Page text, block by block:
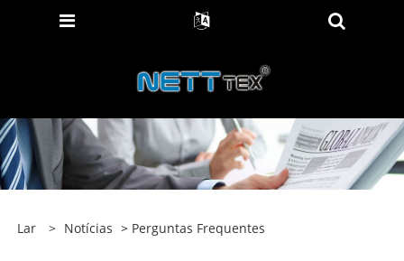
Lar > Notícias > Perguntas Frequentes